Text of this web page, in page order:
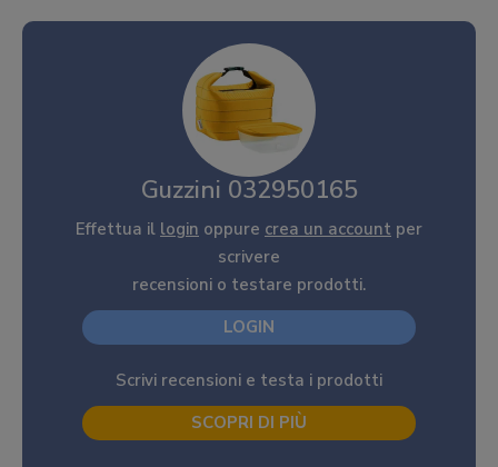
Guzzini 032950165
Effettua il login oppure crea un account per
scrivere
recensioni o testare prodotti.
LOGIN
Scrivi recensioni e testa i prodotti
SCOPRI DI PIÙ